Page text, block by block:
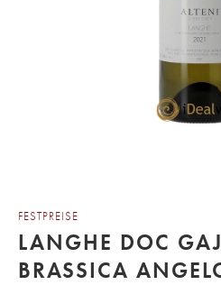
FESTPREISE
LANGHE DOC
BRASSICA